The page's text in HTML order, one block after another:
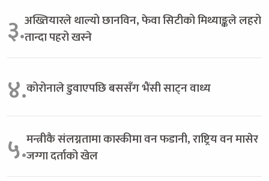
३.अख्तियारले थाल्यो छानविन, फेवा सिटीको मिथ्याङ्कले लहरो
तान्दा पहरो खस्ने
४.कोरोनाले डुवाएपछि बससँग भैंसी साट्न वाध्य
५.मन्त्रीकै संलग्नतामा कास्कीमा वन फडानी, राष्ट्रिय वन मासेर
जग्गा दर्ताको खेल